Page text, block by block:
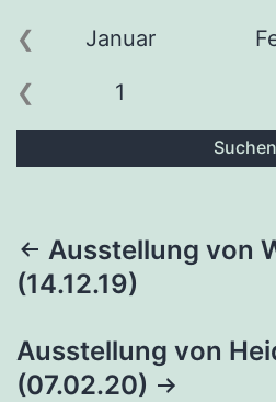
Januar
1
Suchen
Ausstellung von
(14.12.19)
Ausstellung von
(07.02.20)